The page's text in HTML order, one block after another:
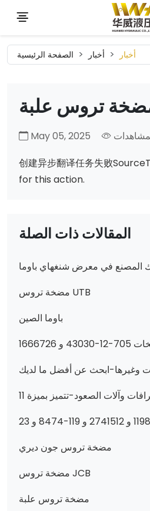
الصفحة الرئيسية أخبار أخبار
تروس علبة
May 05, 2025
创建异步翻译任务失败
for this action.
المقالات ذات الصلة
المصنع في معرض شنغهاي باوما
مضخة تروس UTB
باوما الصين
مضخة تروس جون ديري
مضخة تروس JCB
مضخة تروس علبة